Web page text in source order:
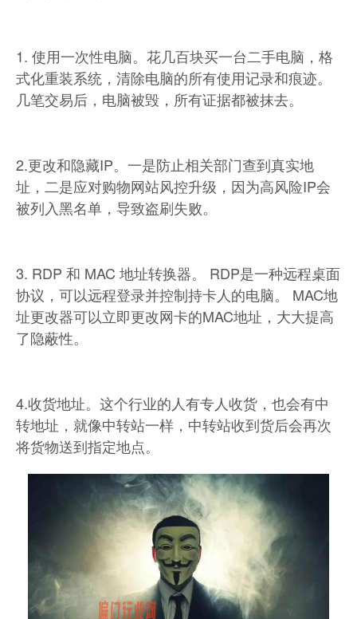
1. 使用一次性电脑。花几百块买一台二手电脑，格
式化重装系统，清除电脑的所有使用记录和痕迹。
几笔交易后，电脑被毁，所有证据都被抹去。
2.更改和隐藏IP。一是防止相关部门查到真实地
址，二是应对购物网站风控升级，因为高风险IP会
被列入黑名单，导致盗刷失败。
3. RDP 和 MAC 地址转换器。 RDP是一种远程桌面
协议，可以远程登录并控制持卡人的电脑。 MAC地
址更改器可以立即更改网卡的MAC地址，大大提高
了隐蔽性。
4.收货地址。这个行业的人有专人收货，也会有中
转地址，就像中转站一样，中转站收到货后会再次
将货物送到指定地点。